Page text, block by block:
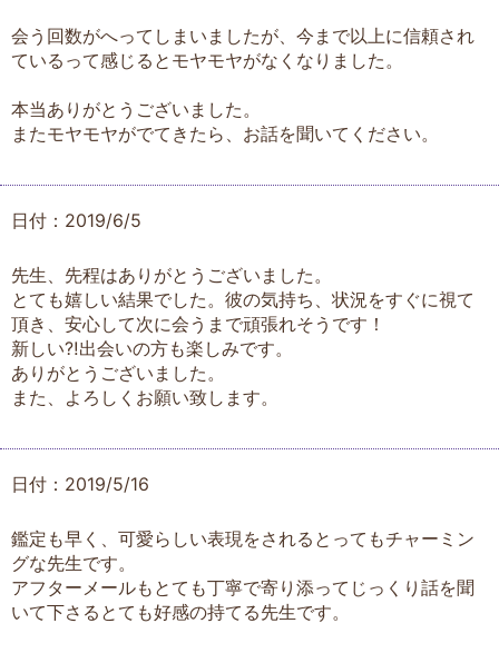
会う回数がへってしまいましたが、今まで以上に信頼され
ているって感じるとモヤモヤがなくなりました。
本当ありがとうございました。
またモヤモヤがでてきたら、お話を聞いてください。
日付：2019/6/5
先生、先程はありがとうございました。
とても嬉しい結果でした。彼の気持ち、状況をすぐに視て
頂き、安心して次に会うまで頑張れそうです！
新しい⁈出会いの方も楽しみです。
ありがとうございました。
また、よろしくお願い致します。
日付：2019/5/16
鑑定も早く、可愛らしい表現をされるとってもチャーミン
グな先生です。
アフターメールもとても丁寧で寄り添ってじっくり話を聞
いて下さるとても好感の持てる先生です。